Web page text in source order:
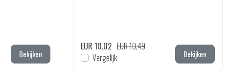
Bekijken
EUR 10,02 EUR 10,49
Vergelijk
Bekijken